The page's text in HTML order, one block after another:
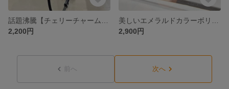
2,200円
2,900円
前へ 次へ